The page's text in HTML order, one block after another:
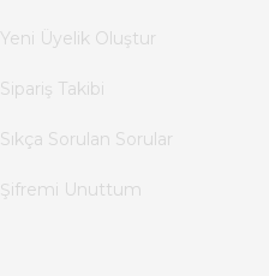
Yeni Üyelik Oluştur
Sipariş Takibi
Sıkça Sorulan Sorular
Şifremi Unuttum